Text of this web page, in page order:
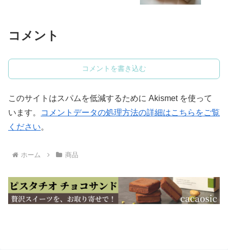
コメント
コメントを書き込む
このサイトはスパムを低減するために Akismet を使って
います。
コメントデータの処理方法の詳細はこちらをご覧
ください。
ホーム 商品